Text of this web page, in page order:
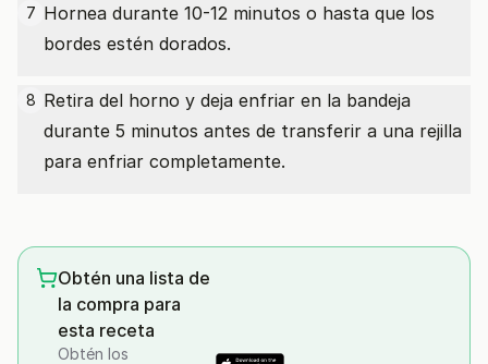
7 Hornea durante 10-12 minutos o hasta que los
bordes estén dorados.
8 Retira del horno y deja enfriar en la bandeja
durante 5 minutos antes de transferir a una rejilla
para enfriar completamente.
Obtén una lista de
la compra para
esta receta
Obtén los